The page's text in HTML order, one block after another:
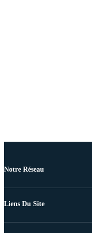
Notre Réseau
Liens Du Site